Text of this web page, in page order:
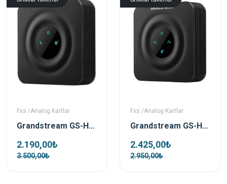
Fxs /Analog Kartlar
Grandstream GS-HT801 Tek Port Fxs Gateway VOIP Ağ Geçidi
2.190,00₺
3.500,00₺
Fxs /Analog Kartlar
Grandstream GS-HT802 2 Port Fxs VOIP Ağ Geçidi
2.425,00₺
2.950,00₺